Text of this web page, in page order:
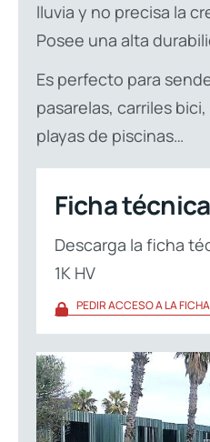
lluvia y no precisa la
Posee una alta
Es perfecto para
pasarelas, carriles
playas de piscinas…
Ficha técnica
Descarga la ficha
1K HV
PEDIR ACCESO A LA